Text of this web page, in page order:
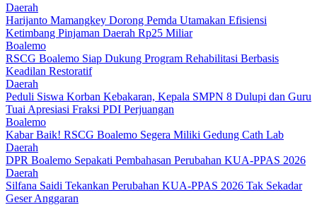
Daerah
Harijanto Mamangkey Dorong Pemda Utamakan Efisiensi
Ketimbang Pinjaman Daerah Rp25 Miliar
Boalemo
RSCG Boalemo Siap Dukung Program Rehabilitasi Berbasis
Keadilan Restoratif
Daerah
Peduli Siswa Korban Kebakaran, Kepala SMPN 8 Dulupi dan Guru
Tuai Apresiasi Fraksi PDI Perjuangan
Boalemo
Kabar Baik! RSCG Boalemo Segera Miliki Gedung Cath Lab
Daerah
DPR Boalemo Sepakati Pembahasan Perubahan KUA-PPAS 2026
Daerah
Silfana Saidi Tekankan Perubahan KUA-PPAS 2026 Tak Sekadar
Geser Anggaran